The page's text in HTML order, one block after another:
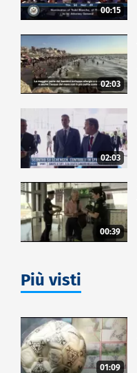
00:15
02:03
02:03
00:39
Più visti
01:09